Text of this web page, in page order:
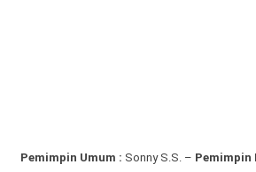
Pemimpin Umum : Sonny S.S. – Pemimpin